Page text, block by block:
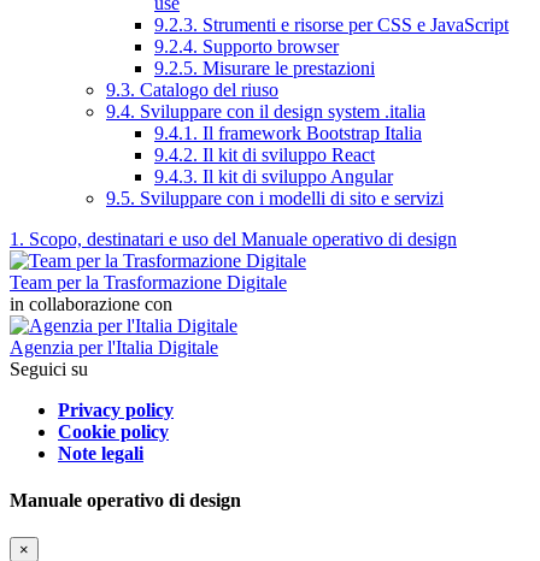
9.2.3. Strumenti e risorse per CSS e JavaScript
9.2.4. Supporto browser
9.2.5. Misurare le prestazioni
9.3. Catalogo del riuso
9.4. Sviluppare con il design system .italia
9.4.1. Il framework Bootstrap Italia
9.4.2. Il kit di sviluppo React
9.4.3. Il kit di sviluppo Angular
9.5. Sviluppare con i modelli di sito e servizi
1. Scopo, destinatari e uso del Manuale operativo di design
Team per la Trasformazione Digitale
in collaborazione con
Agenzia per l'Italia Digitale
Seguici su
Privacy policy
Cookie policy
Note legali
Manuale operativo di design
×